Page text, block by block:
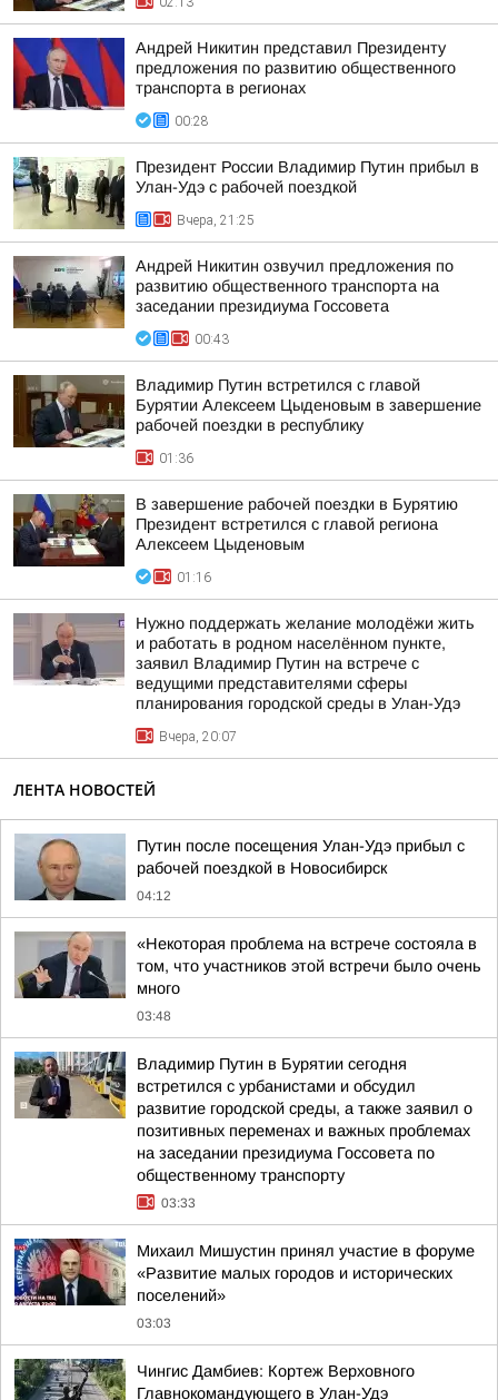
Андрей Никитин представил Президенту
предложения по развитию общественного
транспорта в регионах
00:28
Президент России Владимир Путин прибыл в
Улан-Удэ с рабочей поездкой
Вчера, 21:25
Андрей Никитин озвучил предложения по
развитию общественного транспорта на
заседании президиума Госсовета
00:43
Владимир Путин встретился с главой
Бурятии Алексеем Цыденовым в завершение
рабочей поездки в республику
01:36
В завершение рабочей поездки в Бурятию
Президент встретился с главой региона
Алексеем Цыденовым
01:16
Нужно поддержать желание молодёжи жить
и работать в родном населённом пункте,
заявил Владимир Путин на встрече с
ведущими представителями сферы
планирования городской среды в Улан-Удэ
Вчера, 20:07
ЛЕНТА НОВОСТЕЙ
Путин после посещения Улан-Удэ прибыл с
рабочей поездкой в Новосибирск
04:12
«Некоторая проблема на встрече состояла в
том, что участников этой встречи было очень
много
03:48
Владимир Путин в Бурятии сегодня
встретился с урбанистами и обсудил
развитие городской среды, а также заявил о
позитивных переменах и важных проблемах
на заседании президиума Госсовета по
общественному транспорту
03:33
Михаил Мишустин принял участие в форуме
«Развитие малых городов и исторических
поселений»
03:03
Чингис Дамбиев: Кортеж Верховного
Главнокомандующего в Улан-Удэ